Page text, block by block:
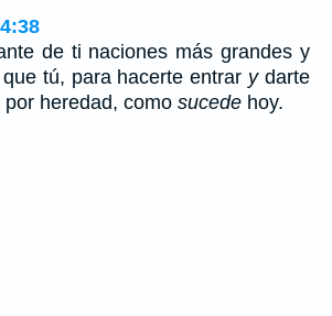
de ti naciones más grandes y
tú, para hacerte entrar ydarte
por heredad, como sucede hoy.